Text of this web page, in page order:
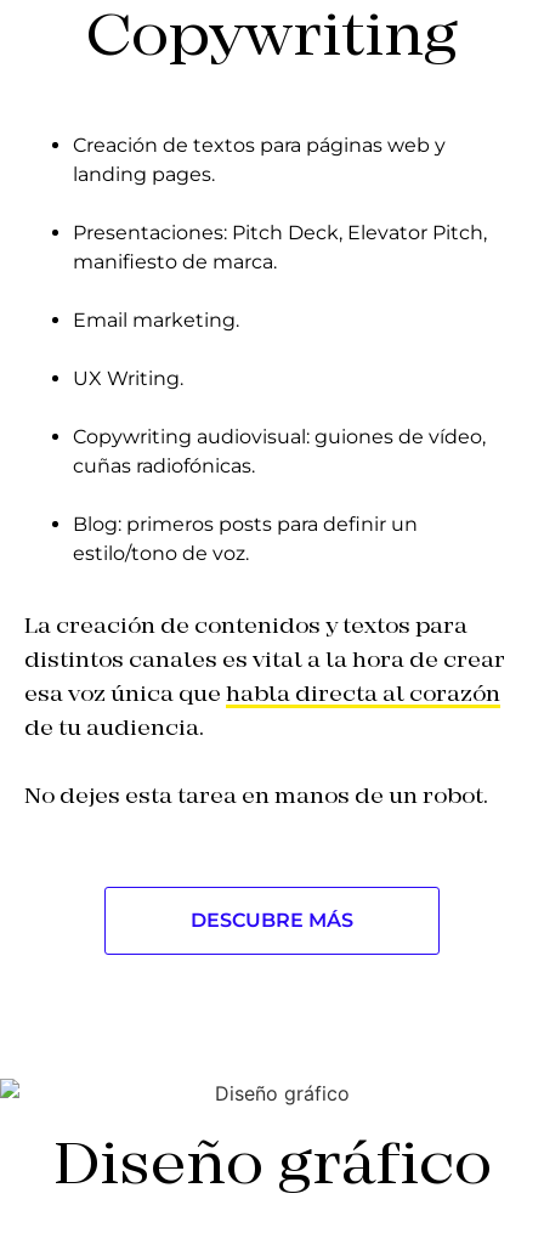
Copywriting
Creación de textos para páginas web y
landing pages.
Presentaciones: Pitch Deck, Elevator Pitch,
manifiesto de marca.
Email marketing.
UX Writing.
Copywriting audiovisual: guiones de vídeo,
cuñas radiofónicas.
Blog: primeros posts para definir un
estilo/tono de voz.
La creación de contenidos y textos para
distintos canales es vital a la hora de crear
esa voz única que habla directa al corazón
de tu audiencia.
No dejes esta tarea en manos de un robot.
DESCUBRE MÁS
Diseño gráfico